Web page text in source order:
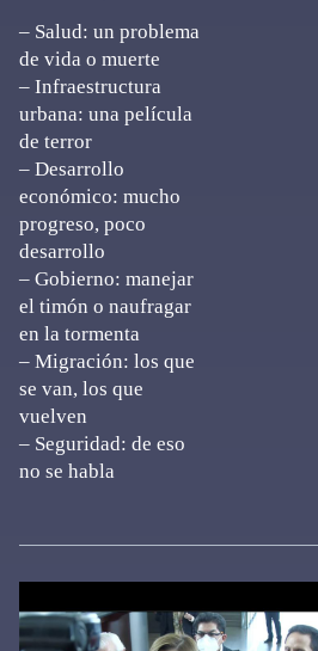
– Salud: un problema
de vida o muerte
– Infraestructura
urbana: una película
de terror
– Desarrollo
económico: mucho
progreso, poco
desarrollo
– Gobierno: manejar
el timón o naufragar
en la tormenta
– Migración: los que
se van, los que
vuelven
– Seguridad: de eso
no se habla